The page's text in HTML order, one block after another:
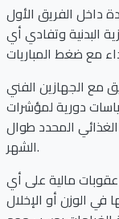
داخل الفريق الأول
البدنية وتفادي أي
مع الجهازين الفني
دورية لمؤشرات
الغذائي المحدد طوال
الشهر.
عقوبات مالية على أي
في الوزن أو الإخلال